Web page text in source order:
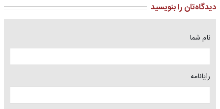
دیدگاه‌تان را بنویسید
نام شما
رایانامه